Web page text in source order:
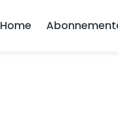
Home